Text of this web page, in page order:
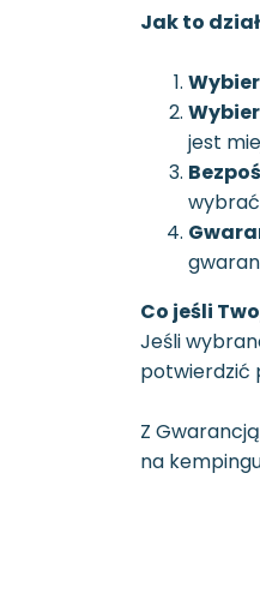
Jak to
jest
Co jeśli
Jeśli
potwierdzić
Z
na